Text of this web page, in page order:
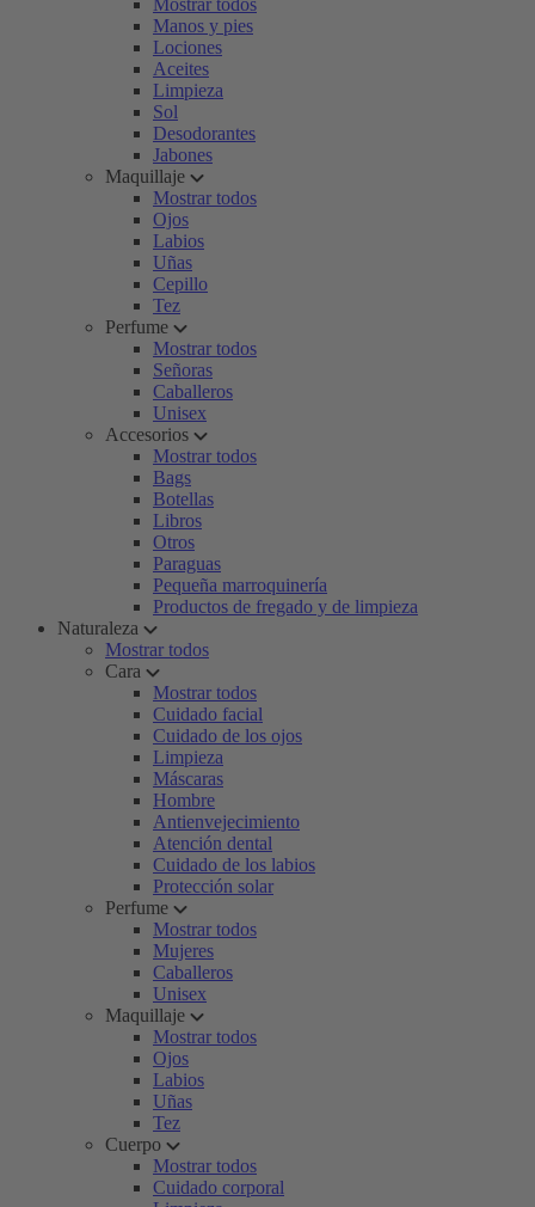
Mostrar todos
Manos y pies
Lociones
Aceites
Limpieza
Sol
Desodorantes
Jabones
Maquillaje
Mostrar todos
Ojos
Labios
Uñas
Cepillo
Tez
Perfume
Mostrar todos
Señoras
Caballeros
Unisex
Accesorios
Mostrar todos
Bags
Botellas
Libros
Otros
Paraguas
Pequeña marroquinería
Productos de fregado y de limpieza
Naturaleza
Mostrar todos
Cara
Mostrar todos
Cuidado facial
Cuidado de los ojos
Limpieza
Máscaras
Hombre
Antienvejecimiento
Atención dental
Cuidado de los labios
Protección solar
Perfume
Mostrar todos
Mujeres
Caballeros
Unisex
Maquillaje
Mostrar todos
Ojos
Labios
Uñas
Tez
Cuerpo
Mostrar todos
Cuidado corporal